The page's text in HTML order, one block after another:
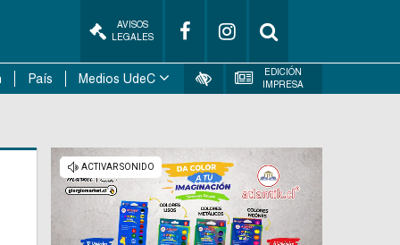
AVISOS
LEGALES
País Medios UdeC
EDICIÓN
IMPRESA